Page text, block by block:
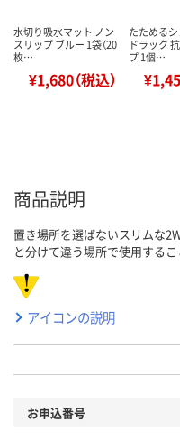
水切り吸水マット ノン
スリップ ブルー 1袋（20
枚…
¥1,680（税込）
たためる
ドラック
プ 1個…
商品説明
置き場所を選ばないスリムな
と分けて違う場所で使用するこ
アイコンの説明
お申込番号